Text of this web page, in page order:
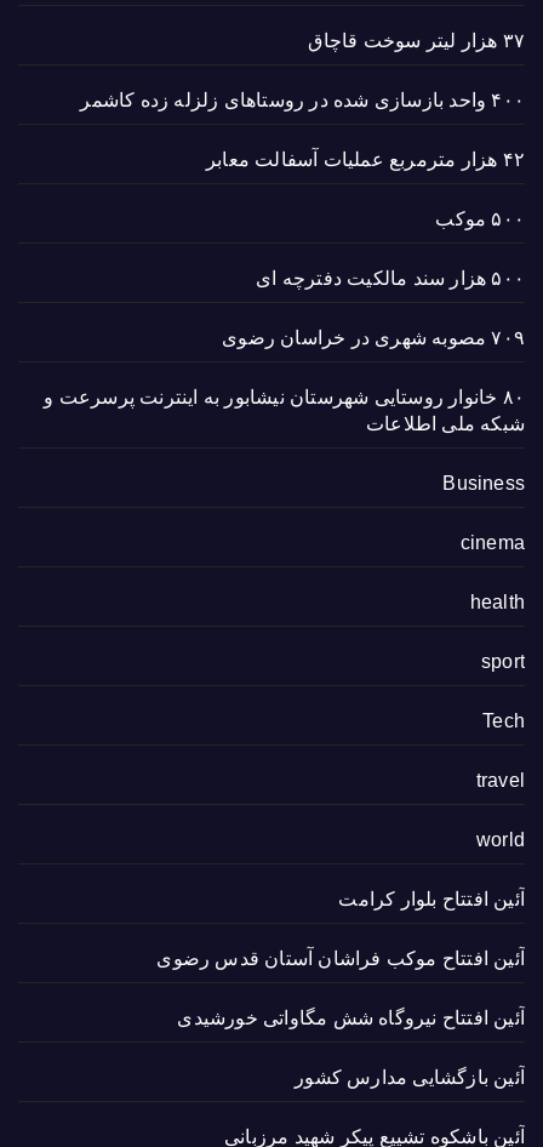
۳۷ هزار لیتر سوخت قاچاق
۴۰۰ واحد بازسازی شده در روستاهای زلزله زده کاشمر
۴۲ هزار مترمربع عملیات آسفالت معابر
۵۰۰ موکب
۵۰۰ هزار سند مالکیت دفترچه ای
۷۰۹ مصوبه شهری در خراسان رضوی
۸۰ خانوار روستایی شهرستان نیشابور به اینترنت پرسرعت و
شبکه ملی اطلاعات
Business
cinema
health
sport
Tech
travel
world
آئین افتتاح بلوار کرامت
آئین افتتاح موکب فراشان آستان قدس رضوی
آئین افتتاح نیروگاه شش مگاواتی خورشیدی
آئین بازگشایی مدارس کشور
آئین باشکوه تشییع پیکر شهید مرزبانی